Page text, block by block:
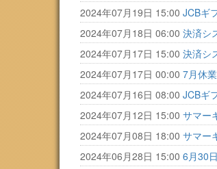
2024年07月19日 15:00 JCBギ
2024年07月18日 06:00 決済シ
2024年07月17日 15:00 決済シ
2024年07月17日 00:00 7月休
2024年07月16日 08:00 JCBギ
2024年07月12日 15:00 サマー
2024年07月08日 18:00 サマー
2024年06月28日 15:00 6月30